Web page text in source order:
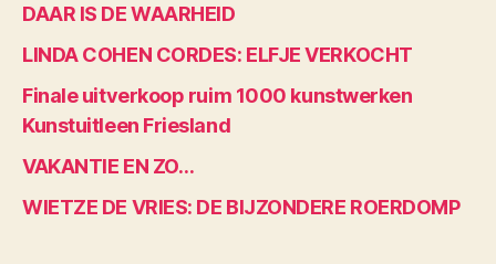
DAAR IS DE WAARHEID
LINDA COHEN CORDES: ELFJE VERKOCHT
Finale uitverkoop ruim 1000 kunstwerken
Kunstuitleen Friesland
VAKANTIE EN ZO…
WIETZE DE VRIES: DE BIJZONDERE ROERDOMP